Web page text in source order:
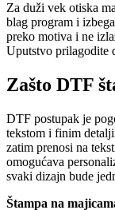
Za duži vek otiska
blag program i
preko motiva i ne
Uputstvo prilagodite
Zašto DTF
DTF postupak je
tekstom i finim
zatim prenosi na
omogućava
svaki dizajn bude
Štampa na